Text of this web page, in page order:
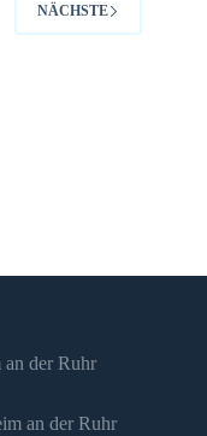
NÄCHSTE
an der Ruhr
an der Ruhr